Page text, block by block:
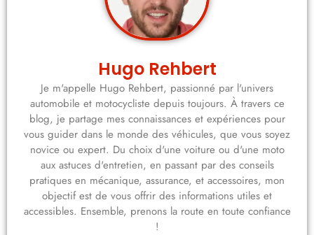
Hugo Rehbert
Je m'appelle Hugo Rehbert, passionné par l'univers
automobile et motocycliste depuis toujours. À travers ce
blog, je partage mes connaissances et expériences pour
vous guider dans le monde des véhicules, que vous soyez
novice ou expert. Du choix d'une voiture ou d'une moto
aux astuces d'entretien, en passant par des conseils
pratiques en mécanique, assurance, et accessoires, mon
objectif est de vous offrir des informations utiles et
accessibles. Ensemble, prenons la route en toute confiance
!